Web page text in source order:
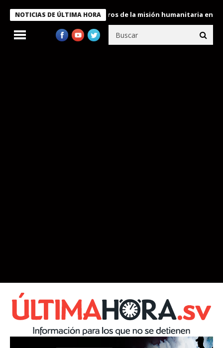
NOTICIAS DE ÚLTIMA HORA
condecora a miembros de la misión humanitaria enviada a